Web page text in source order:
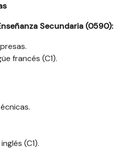
Secundaria (0590):
francés (C1).
(C1).